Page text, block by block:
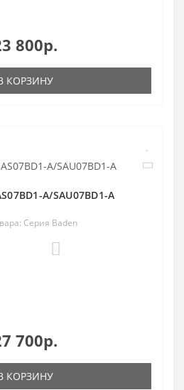
800р.
КОРЗИНУ
A/SAU07BD1-A
Серия Baden
700р.
КОРЗИНУ